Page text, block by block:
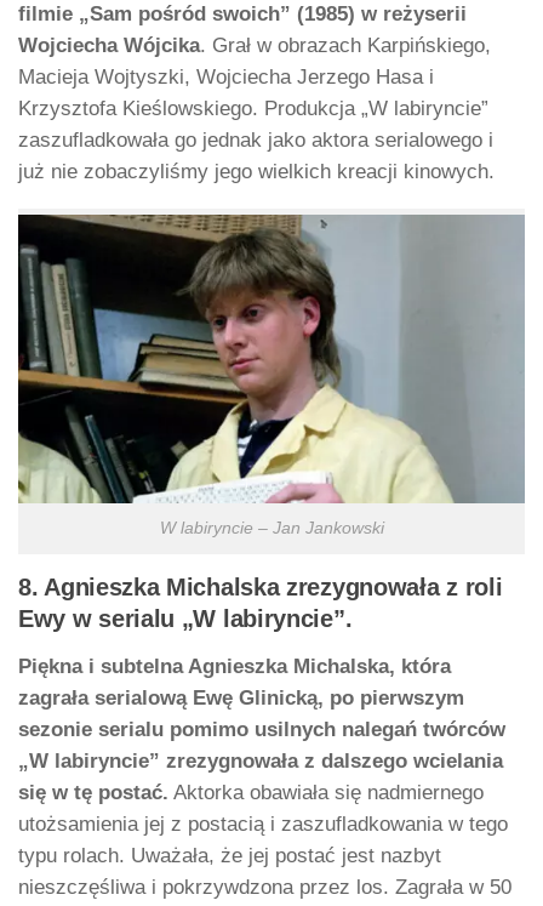
filmie „Sam pośród swoich” (1985) w reżyserii
Wojciecha Wójcika. Grał w obrazach Karpińskiego,
Macieja Wojtyszki, Wojciecha Jerzego Hasa i
Krzysztofa Kieślowskiego. Produkcja „W labiryncie”
zaszufladkowała go jednak jako aktora serialowego i
już nie zobaczyliśmy jego wielkich kreacji kinowych.
W labiryncie – Jan Jankowski
8. Agnieszka Michalska zrezygnowała z roli
Ewy w serialu „W labiryncie”.
Piękna i subtelna Agnieszka Michalska, która
zagrała serialową Ewę Glinicką, po pierwszym
sezonie serialu pomimo usilnych nalegań twórców
„W labiryncie” zrezygnowała z dalszego wcielania
się w tę postać. Aktorka obawiała się nadmiernego
utożsamienia jej z postacią i zaszufladkowania w tego
typu rolach. Uważała, że jej postać jest nazbyt
nieszczęśliwa i pokrzywdzona przez los. Zagrała w 50